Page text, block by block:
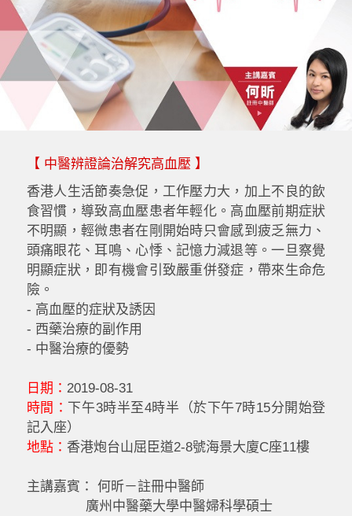
【 中醫辨證論治解究高血壓 】
香港人生活節奏急促，工作壓力大，加上不良的飲
食習慣，導致高血壓患者年輕化。高血壓前期症狀
不明顯，輕微患者在剛開始時只會感到疲乏無力、
頭痛眼花、耳鳴、心悸、記憶力減退等。一旦察覺
明顯症狀，即有機會引致嚴重併發症，帶來生命危
險。
- 高血壓的症狀及誘因
- 西藥治療的副作用
- 中醫治療的優勢
日期： 2019-08-31
時間： 下午3時半至4時半（於下午7時15分開始登
記入座）
地點： 香港炮台山屈臣道2-8號海景大廈C座11樓
主講嘉賓： 何昕－註冊中醫師
廣州中醫藥大學中醫婦科學碩士